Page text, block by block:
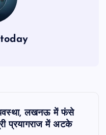
लखनऊ में फंसे
प्रयागराज में अटके